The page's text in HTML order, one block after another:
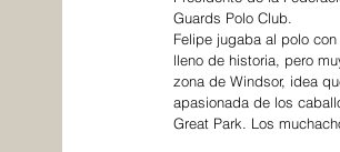
Guards Polo Club.
Felipe jugaba al polo
lleno de historia, pero
zona de Windsor, idea
apasionada de los
Great Park. Los